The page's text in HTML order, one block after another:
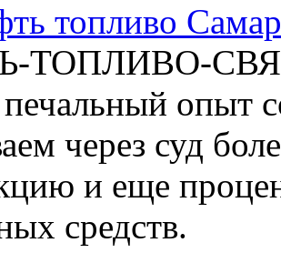
топливо
ТОПЛИВО-
опыт
через суд
и еще
средств.